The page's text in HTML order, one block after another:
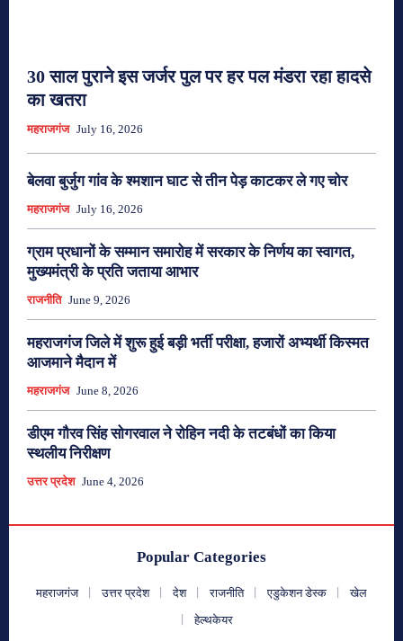
30 साल पुराने इस जर्जर पुल पर हर पल मंडरा रहा हादसे
का खतरा
महराजगंज July 16, 2026
बेलवा बुर्जुग गांव के श्मशान घाट से तीन पेड़ काटकर ले गए चोर
महराजगंज July 16, 2026
ग्राम प्रधानों के सम्मान समारोह में सरकार के निर्णय का स्वागत,
मुख्यमंत्री के प्रति जताया आभार
राजनीति June 9, 2026
महराजगंज जिले में शुरू हुई बड़ी भर्ती परीक्षा, हजारों अभ्यर्थी किस्मत
आजमाने मैदान में
महराजगंज June 8, 2026
डीएम गौरव सिंह सोगरवाल ने रोहिन नदी के तटबंधों का किया
स्थलीय निरीक्षण
उत्तर प्रदेश June 4, 2026
Popular Categories
महराजगंज उत्तर प्रदेश देश राजनीति एडुकेशन डेस्क
खेल
हेल्थकेयर